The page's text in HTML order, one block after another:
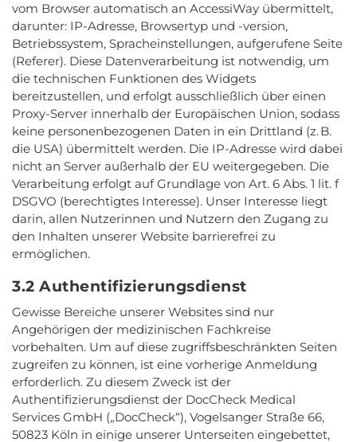
vom Browser automatisch an AccessiWay übermittelt,
darunter: IP-Adresse, Browsertyp und -version,
Betriebssystem, Spracheinstellungen, aufgerufene Seite
(Referer). Diese Datenverarbeitung ist notwendig, um
die technischen Funktionen des Widgets
bereitzustellen, und erfolgt ausschließlich über einen
Proxy-Server innerhalb der Europäischen Union, sodass
keine personenbezogenen Daten in ein Drittland (z. B.
die USA) übermittelt werden. Die IP-Adresse wird dabei
nicht an Server außerhalb der EU weitergegeben. Die
Verarbeitung erfolgt auf Grundlage von Art. 6 Abs. 1 lit. f
DSGVO (berechtigtes Interesse). Unser Interesse liegt
darin, allen Nutzerinnen und Nutzern den Zugang zu
den Inhalten unserer Website barrierefrei zu
ermöglichen.
3.2 Authentifizierungsdienst
Gewisse Bereiche unserer Websites sind nur
Angehörigen der medizinischen Fachkreise
vorbehalten. Um auf diese zugriffsbeschränkten Seiten
zugreifen zu können, ist eine vorherige Anmeldung
erforderlich. Zu diesem Zweck ist der
Authentifizierungsdienst der DocCheck Medical
Services GmbH („DocCheck“), Vogelsanger Straße 66,
50823 Köln in einige unserer Unterseiten eingebettet,